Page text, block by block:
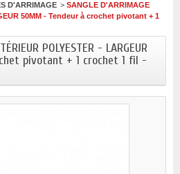
D'ARRIMAGE > SANGLE D'ARRIMAGE
50MM - Tendeur à crochet pivotant + 1
POLYESTER - LARGEUR
pivotant + 1 crochet 1 fil -